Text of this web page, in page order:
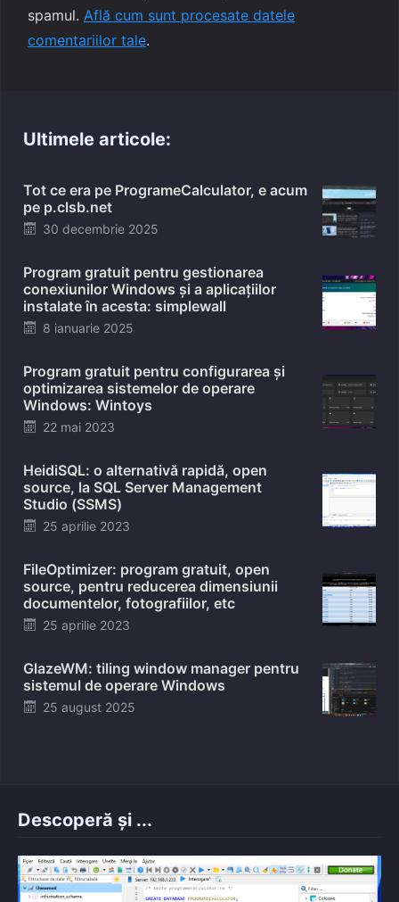
spamul. Află cum sunt procesate datele
comentariilor tale.
Ultimele articole:
Tot ce era pe ProgrameCalculator, e acum
pe p.clsb.net
Posted
30 decembrie 2025
Program gratuit pentru gestionarea
conexiunilor Windows și a aplicațiilor
instalate în acesta: simplewall
Posted
8 ianuarie 2025
Program gratuit pentru configurarea și
optimizarea sistemelor de operare
Windows: Wintoys
Posted
22 mai 2023
HeidiSQL: o alternativă rapidă, open
source, la SQL Server Management
Studio (SSMS)
Posted
25 aprilie 2023
FileOptimizer: program gratuit, open
source, pentru reducerea dimensiunii
documentelor, fotografiilor, etc
Posted
25 aprilie 2023
GlazeWM: tiling window manager pentru
sistemul de operare Windows
Posted
25 august 2025
Descoperă și ...